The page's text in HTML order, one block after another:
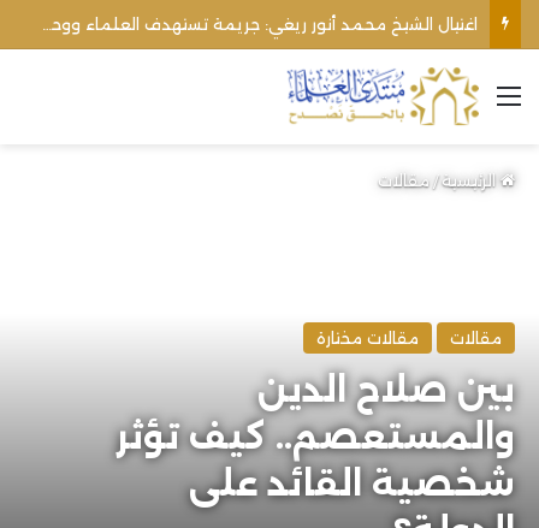
الأوقاف الفلسطينية تنفي صحة تعميم يمنع رفع الأذان عبر السماعات الخارجية للمساجد القريبة من المستوطنات
القائمة
الرئيسية/مقالات
مقالات مقالات مختارة
بين صلاح الدين
والمستعصم.. كيف تؤثر
شخصية القائد على